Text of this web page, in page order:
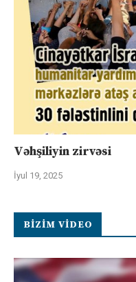
Vəhşiliyin zirvəsi
İyul 19, 2025
BIZIM VIDEO